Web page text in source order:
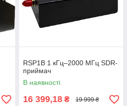
RSP1B 1 кГц–2000 МГц SDR-
приймач
В наявності
16 399,18 ₴ 19 999 ₴